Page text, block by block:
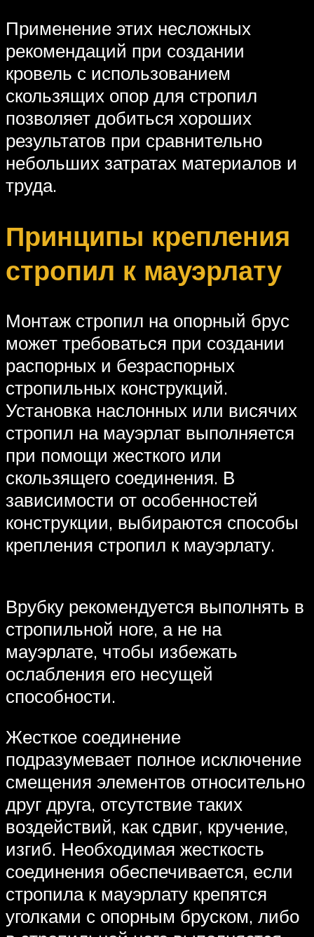
Применение этих несложных
рекомендаций при создании
кровель с использованием
скользящих опор для стропил
позволяет добиться хороших
результатов при сравнительно
небольших затратах материалов и
труда.
Принципы крепления
стропил к мауэрлату
Монтаж стропил на опорный брус
может требоваться при создании
распорных и безраспорных
стропильных конструкций.
Установка наслонных или висячих
стропил на мауэрлат выполняется
при помощи жесткого или
скользящего соединения. В
зависимости от особенностей
конструкции, выбираются способы
крепления стропил к мауэрлату.
Врубку рекомендуется выполнять в
стропильной ноге, а не на
мауэрлате, чтобы избежать
ослабления его несущей
способности.
Жесткое соединение
подразумевает полное исключение
смещения элементов относительно
друг друга, отсутствие таких
воздействий, как сдвиг, кручение,
изгиб. Необходимая жесткость
соединения обеспечивается, если
стропила к мауэрлату крепятся
уголками с опорным бруском, либо